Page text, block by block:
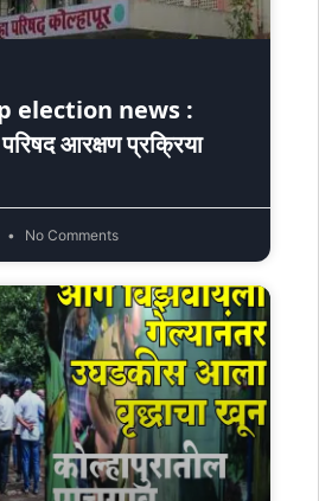
election news :
परिषद आरक्षण प्रक्रिया
No Comments